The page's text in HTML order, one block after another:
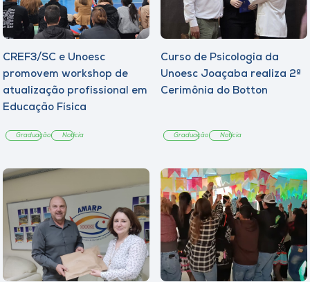
CREF3/SC e Unoesc
promovem workshop de
atualização profissional em
Educação Física
Graduação Notícia
Curso de Psicologia da
Unoesc Joaçaba realiza 2ª
Cerimônia do Botton
Graduação Notícia